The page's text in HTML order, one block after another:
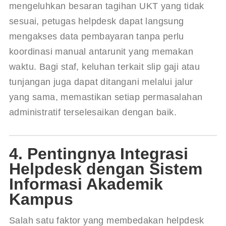
mengeluhkan besaran tagihan UKT yang tidak
sesuai, petugas helpdesk dapat langsung
mengakses data pembayaran tanpa perlu
koordinasi manual antarunit yang memakan
waktu. Bagi staf, keluhan terkait slip gaji atau
tunjangan juga dapat ditangani melalui jalur
yang sama, memastikan setiap permasalahan
administratif terselesaikan dengan baik.
4. Pentingnya Integrasi
Helpdesk dengan Sistem
Informasi Akademik
Kampus
Salah satu faktor yang membedakan helpdesk